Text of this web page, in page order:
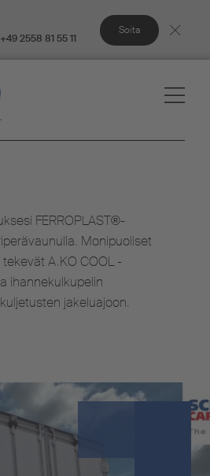
2558 81 55 11
Soita
FERROPLAST®-
Monipuoliset
A.KO COOL -
ihannekulkupelin
jakeluajoon.